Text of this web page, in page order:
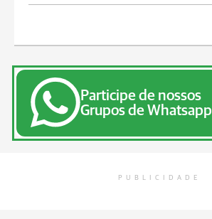
Participe de nossos
Grupos de Whatsapp
PUBLICIDADE